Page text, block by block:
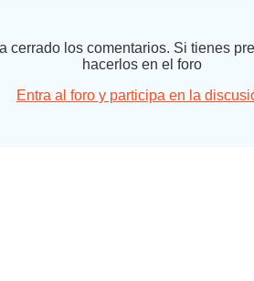
cerrado los comentarios. Si tienes
hacerlos en el foro
Entra al foro y participa en la